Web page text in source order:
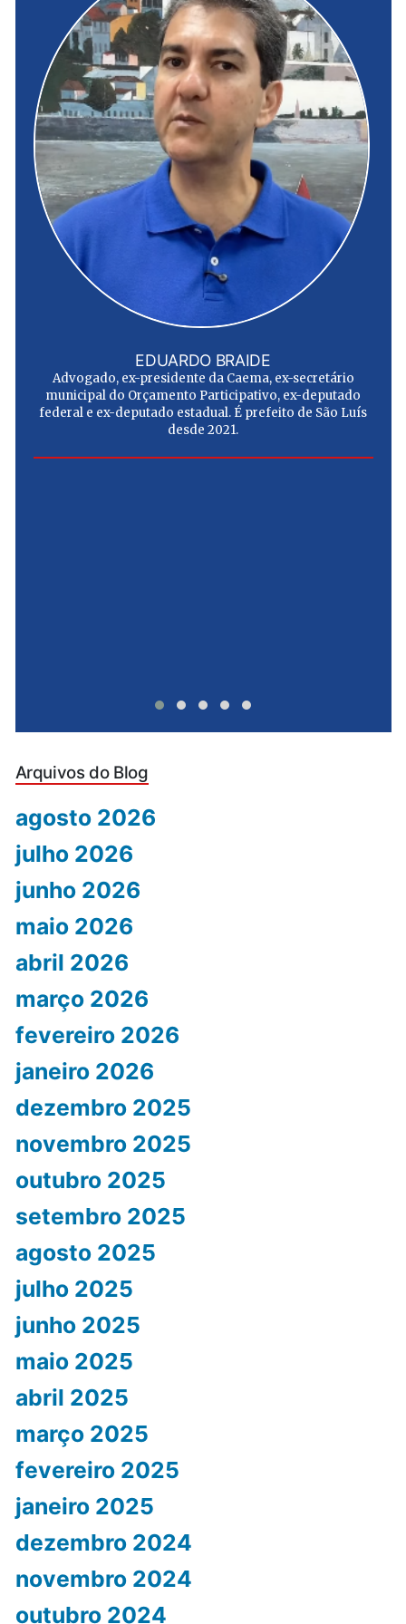
EDUARDO BRAIDE
Advogado, ex-presidente da Caema, ex-secretário
municipal do Orçamento Participativo, ex-deputado
federal e ex-deputado estadual. É prefeito de São Luís
desde 2021.
Arquivos do Blog
agosto 2026
julho 2026
junho 2026
maio 2026
abril 2026
março 2026
fevereiro 2026
janeiro 2026
dezembro 2025
novembro 2025
outubro 2025
setembro 2025
agosto 2025
julho 2025
junho 2025
maio 2025
abril 2025
março 2025
fevereiro 2025
janeiro 2025
dezembro 2024
novembro 2024
outubro 2024